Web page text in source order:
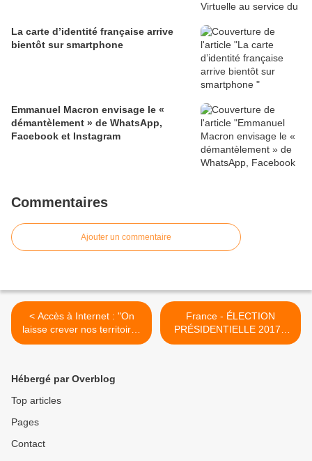
La carte d’identité française arrive
bientôt sur smartphone
Emmanuel Macron envisage le «
démantèlement » de WhatsApp,
Facebook et Instagram
Commentaires
Ajouter un commentaire
< Accès à Internet : "On
laisse crever nos territoires
ruraux"
France - ÉLECTION
PRÉSIDENTIELLE 2017 -
Liste des parainages en
Hébergé par Overblog
Top articles
Pages
Contact